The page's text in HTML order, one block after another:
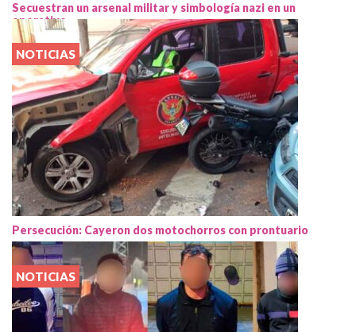
Secuestran un arsenal militar y simbología nazi en un
operativo
NOTICIAS
Persecución: Cayeron dos motochorros con prontuario
NOTICIAS